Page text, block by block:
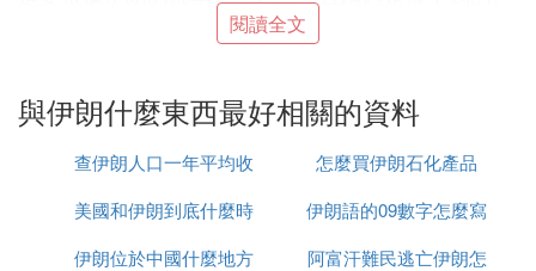
(3)伊朗什麼東西最好擴展閱讀；
風味小吃在伊朗也非常普遍，如什錦果仁、乾果以及
各種甜點。
如：名叫「古塔卜」GOTAB)的伊朗糕點，名叫「蘇
Z)的伊朗開心果牛軋糖、名叫「巴格拉瓦」(BAGHL
AVA)的伊朗菱形糕點，名為「巴米耶」(BAMIYE)的
閱讀全文
與伊朗什麼東西最好相關的資料
查伊朗人口一年平均收
入多少
怎麼買伊朗石化產品
美國和伊朗到底什麼時
候打
伊朗語的09數字怎麼寫
伊朗位於中國什麼地方
阿富汗難民逃亡伊朗怎